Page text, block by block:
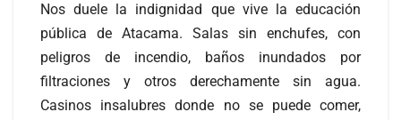
Nos duele la indignidad que vive la educación
pública de Atacama. Salas sin enchufes, con
peligros de incendio, baños inundados por
filtraciones y otros derechamente sin agua.
Casinos insalubres donde no se puede comer,